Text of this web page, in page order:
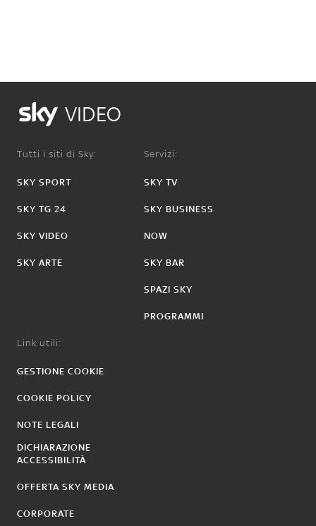
VIDEO
Tutti i siti di Sky:
SKY SPORT
SKY TG 24
SKY VIDEO
SKY ARTE
Servizi:
SKY TV
SKY BUSINESS
NOW
SKY BAR
SPAZI SKY
PROGRAMMI
Link utili:
GESTIONE COOKIE
COOKIE POLICY
NOTE LEGALI
DICHIARAZIONE
ACCESSIBILITÀ
OFFERTA SKY MEDIA
CORPORATE